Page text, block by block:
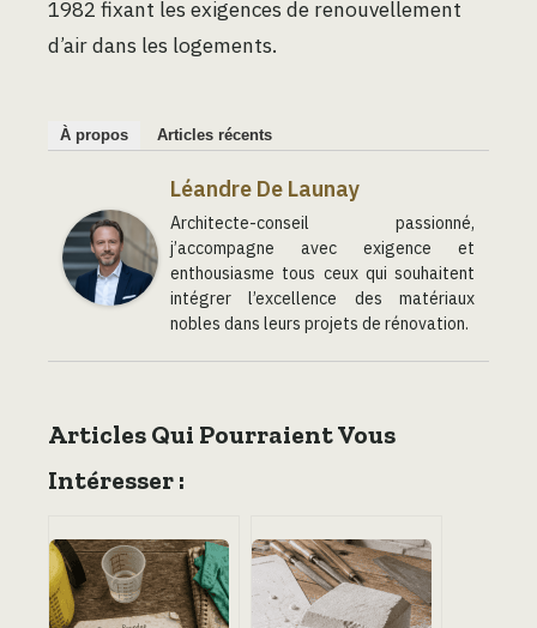
1982 fixant les exigences de renouvellement
d’air dans les logements.
À propos Articles récents
Léandre De Launay
Architecte-conseil passionné,
j’accompagne avec exigence et
enthousiasme tous ceux qui souhaitent
intégrer l’excellence des matériaux
nobles dans leurs projets de rénovation.
Articles Qui Pourraient Vous
Intéresser :